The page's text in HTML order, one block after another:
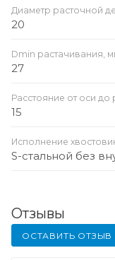
Диаметр расточной
20
Dmin растачивания,
27
Расстояние от оси
15
Исполнение
S-стальной без
Отзывы
ОСТАВИТЬ ОТЗЫВ